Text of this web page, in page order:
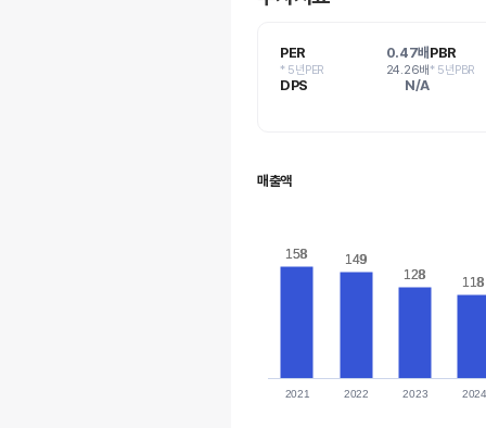
PER 0.47배
* 5년PER 24.26배
PBR
* 5년PBR
DPS N/A
매출액
158
158 149
149
128
128 118
118
2021 2022 2023